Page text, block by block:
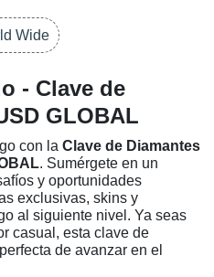
Wide
- Clave de
GLOBAL
con la Clave de Diamantes
. Sumérgete en un
y oportunidades
exclusivas, skins y
al siguiente nivel. Ya seas
casual, esta clave de
de avanzar en el